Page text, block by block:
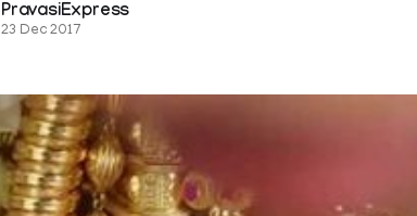
PravasiExpress
23 Dec 2017